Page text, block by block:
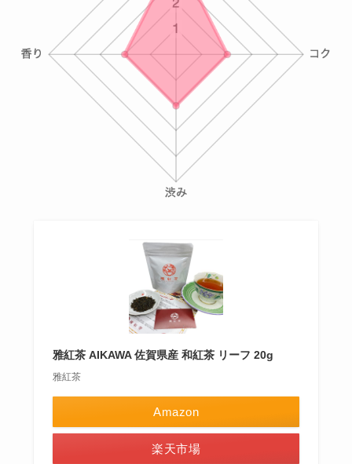
雅紅茶 AIKAWA 佐賀県産 和紅茶 リーフ 20g
雅紅茶
Amazon
楽天市場